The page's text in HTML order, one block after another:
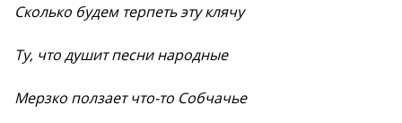
Сколько будем терпеть эту клячу
Ту, что душит песни народные
Мерзко ползает что-то Собчачье